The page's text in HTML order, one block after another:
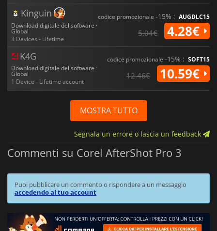
Kinguin
Download digitale del software ·
Global
3 Devices - Lifetime
codice promozionale -15% : AUGDLC15
5.04€ 4.28€
K4G
Download digitale del software ·
Global
1 Device - Lifetime account
codice promozionale -15% : SOFT15
12.46€ 10.59€
MOSTRA TUTTO
Segnala un errore o lascia un feedback
Commenti su Corel AfterShot Pro 3
Puoi pubblicare un commento o rispondere a un messaggio
accedendo al tuo account